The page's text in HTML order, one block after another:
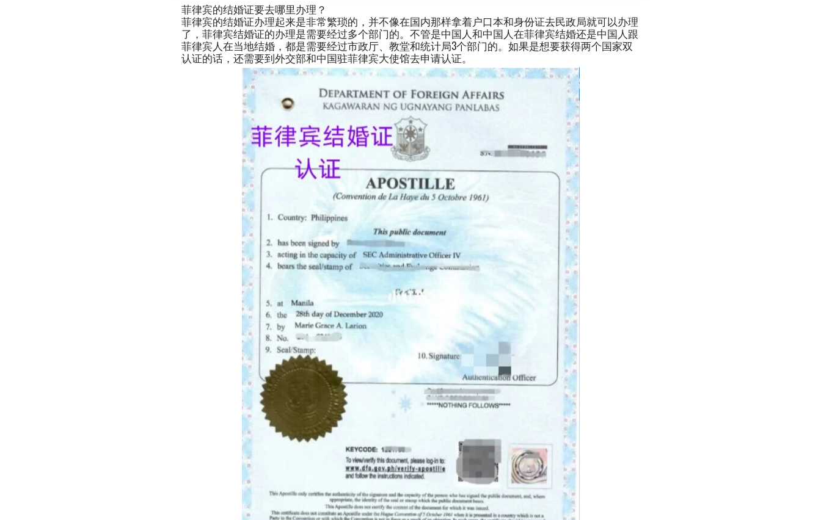
菲律宾的结婚证要去哪里办理？
菲律宾的结婚证办理起来是非常繁琐的，并不像在国内那样拿着户口本和身份证去民政局就可以办理
了，菲律宾结婚证的办理是需要经过多个部门的。不管是中国人和中国人在菲律宾结婚还是中国人跟
菲律宾人在当地结婚，都是需要经过市政厅、教堂和统计局3个部门的。如果是想要获得两个国家双
认证的话，还需要到外交部和中国驻菲律宾大使馆去申请认证。